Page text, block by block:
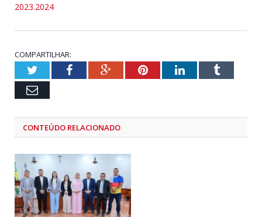
2023.2024
COMPARTILHAR:
TwitterFacebookGoogle+PinterestLinkedInTumblr
Email
CONTEÚDO RELACIONADO